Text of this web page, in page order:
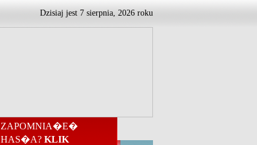
Dzisiaj jest 7 sierpnia, 2026 roku
ZAPOMNIA�E�
HAS�A? KLIK